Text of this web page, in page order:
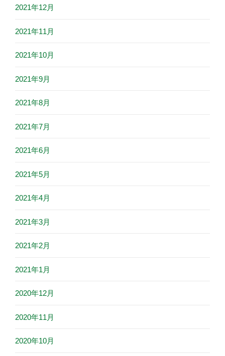
2021年12月
2021年11月
2021年10月
2021年9月
2021年8月
2021年7月
2021年6月
2021年5月
2021年4月
2021年3月
2021年2月
2021年1月
2020年12月
2020年11月
2020年10月